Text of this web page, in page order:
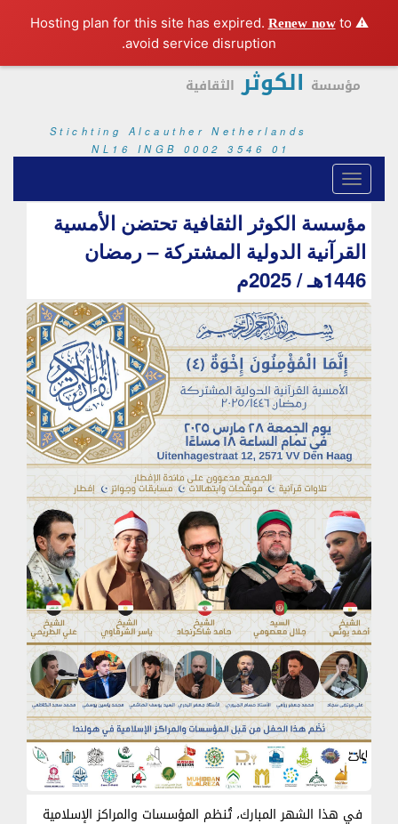
⚠️ Hosting plan for this site has expired.
Renew nowto
avoid service disruption.
مؤسسة الكوثر الثقافية
Stichting Alcauther Netherlands
NL16 INGB 0002 3546 01
مؤسسة الكوثر الثقافية تحتضن الأمسية
القرآنية الدولية المشتركة – رمضان
1446هـ / 2025م
في هذا الشهر المبارك، تُنظم المؤسسات والمراكز الإسلامية